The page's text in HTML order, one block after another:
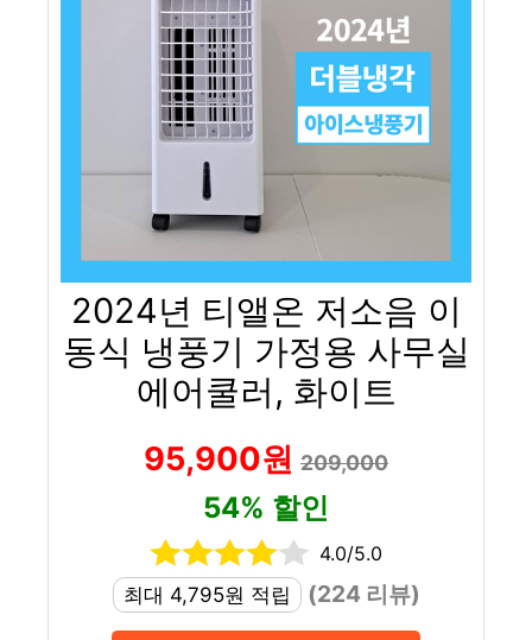
2024년 티앨온 저소음 이
동식 냉풍기 가정용 사무실
에어쿨러, 화이트
95,900원 209,000
54% 할인
4.0/5.0
최대 4,795원 적립
(224 리뷰)